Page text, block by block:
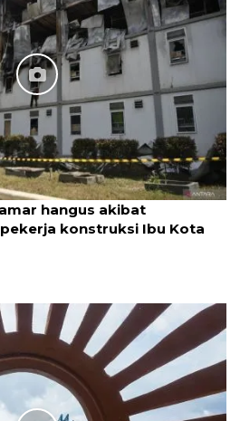
hangus akibat
konstruksi Ibu Kota